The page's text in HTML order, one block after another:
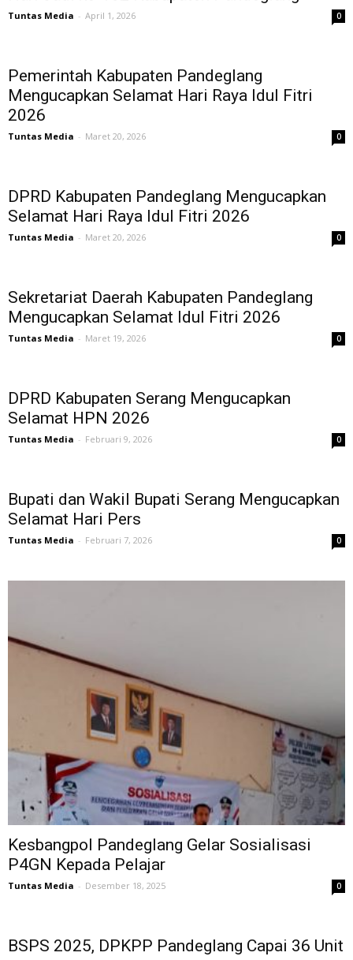
Tuntas Media - April 1, 2026 0
Pemerintah Kabupaten Pandeglang
Mengucapkan Selamat Hari Raya Idul Fitri
2026
Tuntas Media - Maret 20, 2026 0
DPRD Kabupaten Pandeglang Mengucapkan
Selamat Hari Raya Idul Fitri 2026
Tuntas Media - Maret 20, 2026 0
Sekretariat Daerah Kabupaten Pandeglang
Mengucapkan Selamat Idul Fitri 2026
Tuntas Media - Maret 19, 2026 0
DPRD Kabupaten Serang Mengucapkan
Selamat HPN 2026
Tuntas Media - Februari 9, 2026 0
Bupati dan Wakil Bupati Serang Mengucapkan
Selamat Hari Pers
Tuntas Media - Februari 7, 2026 0
Kesbangpol Pandeglang Gelar Sosialisasi
P4GN Kepada Pelajar
Tuntas Media - Desember 18, 2025 0
BSPS 2025, DPKPP Pandeglang Capai 36 Unit